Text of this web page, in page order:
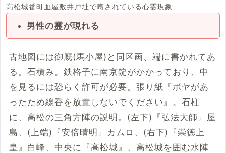
高松城番町血屋敷井戸址で噂されている心霊現象
男性の霊が現れる
古地図には御厩(馬小屋)と同区画、端に書かれてあ
る。石積み。鉄格子に南京錠がかかっており、中
を見るには恐らく許可が必要。張り紙『ボヤがあ
ったため線香を放置しないでください』。石柱
に、高松の三角方陣の説明。(左下)『弘法大師』屋
島、(上端)『安倍晴明』カムロ、(右下)『崇徳上
皇』白峰、中央に『高松城』、高松城を囲む水陣